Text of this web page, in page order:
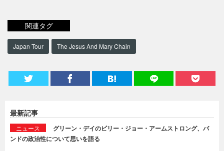
関連タグ
Japan Tour The Jesus And Mary Chain
最新記事
ニュース
グリーン・デイのビリー・ジョー・アームストロング、バ
ンドの政治性について思いを語る